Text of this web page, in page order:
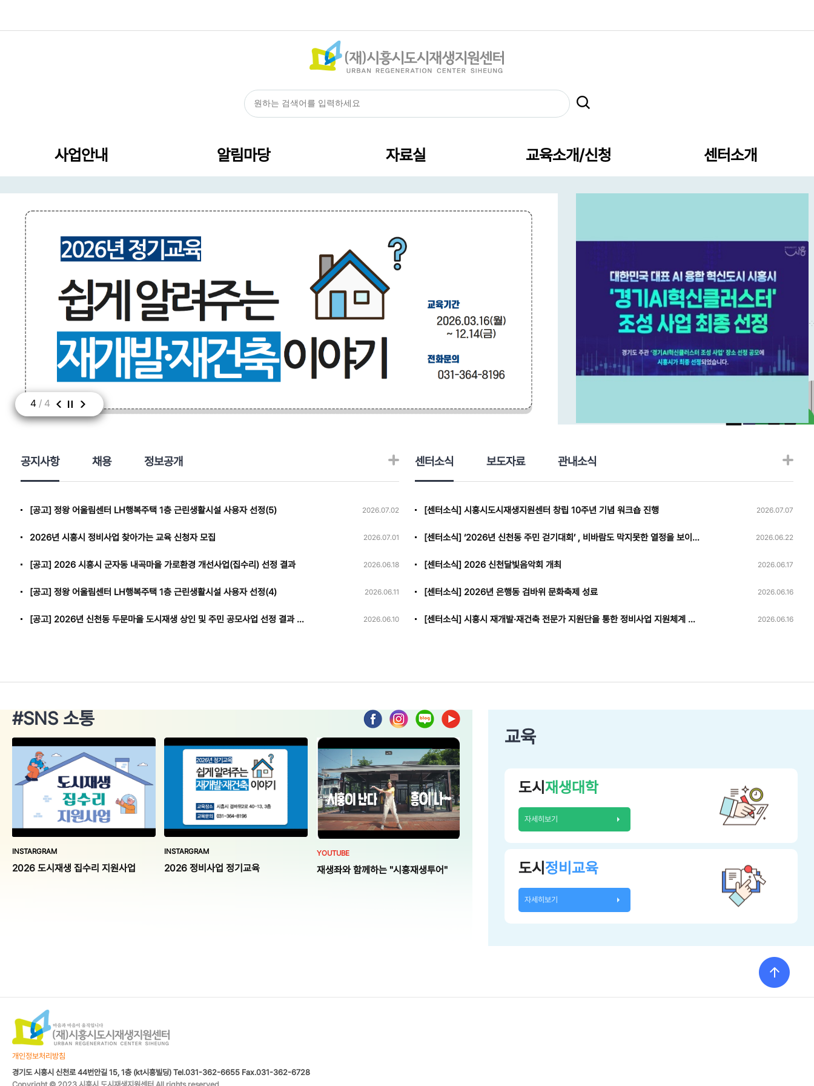
사업안내 알림마당 자료실 교육소개/신청 센터소개
4 / 4
공지사항 채용 정보공개
[공고] 정왕 어울림센터 LH행복주택 1층 근린생활시설 사용자 선정(5) 2026.07.02
2026년 시흥시 정비사업 찾아가는 교육 신청자 모집 2026.07.01
[공고] 2026 시흥시 군자동 내곡마을 가로환경 개선사업(집수리) 선정 결과 2026.06.18
[공고] 정왕 어울림센터 LH행복주택 1층 근린생활시설 사용자 선정(4) 2026.06.11
[공고] 2026년 신천동 두문마을 도시재생 상인 및 주민 공모사업 선정 결과 공고 2026.06.10
센터소식 보도자료 관내소식
[센터소식] 시흥시도시재생지원센터 창립 10주년 기념 워크숍 진행 2026.07.07
[센터소식] ‘2026년 신천동 주민 걷기대회’ , 비바람도 막지못한 열정을 보이며 성료 2026.06.22
[센터소식] 2026 신천달빛음악회 개최 2026.06.17
[센터소식] 2026년 은행동 검바위 문화축제 성료 2026.06.16
[센터소식] 시흥시 재개발·재건축 전문가 지원단을 통한 정비사업 지원체계 고도화 2026.06.16
#SNS 소통
INSTARGRAM
2026 도시재생 집수리 지원사업
INSTARGRAM
2026 정비사업 정기교육
YOUTUBE
재생좌와 함께하는 "시흥재생투어"
교육
도시재생대학
자세히보기
도시 정비교육
자세히보기
개인정보처리방침
경기도 시흥시 신천로 44번안길 15, 1층 (kt시흥빌딩) Tel.031-362-6655 Fax.031-362-6728